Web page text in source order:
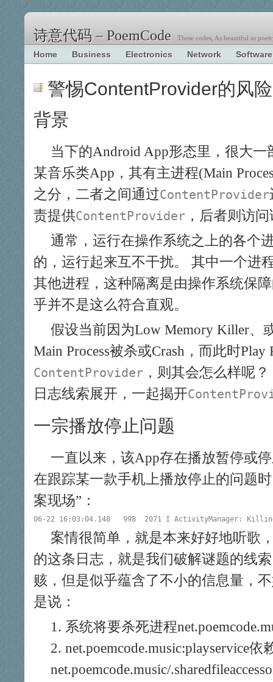
诗意代码 – PoemCode These codes, As beautiful as
Home Business Electronics Network Software
警惕ContentProvider的风险
背景
当下的Android App形态里，很大
某音乐类App，其有主进程(Main
之分，二者之间通过ContentProvider
责提供ContentProvider ，后者则访
通常，运行在操作系统之上的各个
的，运行起来互不干扰。 其中一个进
其他进程，这种隔离是由操作系统保
乎并不是这么符合直观。
假设当前因为Low Memory Killer、
Main Process被杀或Crash，而此时Play
ContentProvider ，则其会怎么样呢
日志线索展开，一起揭开
一宗播放停止问题
一直以来，该App存在播放暂停或
在跟踪某一款手机上播放停止的问题
案现场”：
案情很简单，就是本来好好地听歌
的这条日志，就是我们破解谜题的线
赅，但是似乎蕴含了不小的信息量，
是说：
系统将要杀死进程
net.poemcode.music:playservice依
net.poemcode.music/